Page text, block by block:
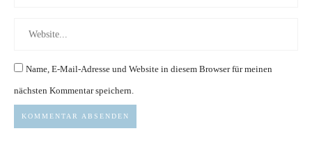
Name, E-Mail-Adresse und Website in diesem Browser für meinen
nächsten Kommentar speichern.